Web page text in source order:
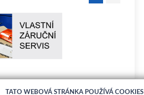
TATO WEBOVÁ STRÁNKA POUŽÍVÁ COOKIES